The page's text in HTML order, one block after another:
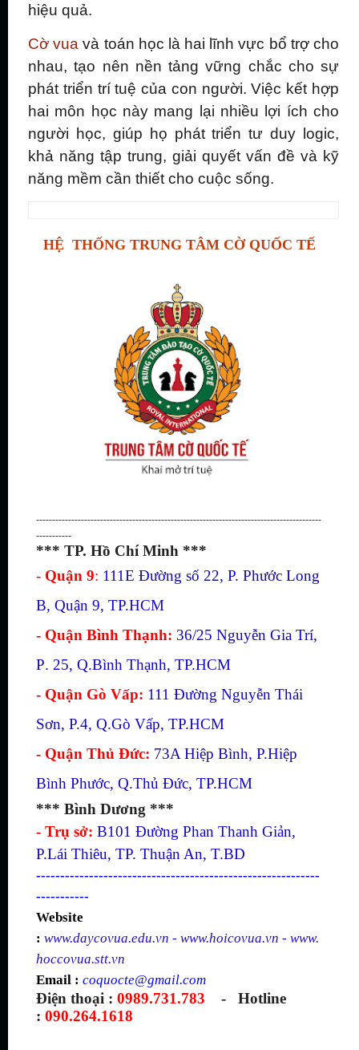
hiệu quả.
Cờ vua và toán học là hai lĩnh vực bổ trợ cho
nhau, tạo nên nền tảng vững chắc cho sự
phát triển trí tuệ của con người. Việc kết hợp
hai môn học này mang lại nhiều lợi ích cho
người học, giúp họ phát triển tư duy logic,
khả năng tập trung, giải quyết vấn đề và kỹ
năng mềm cần thiết cho cuộc sống.
HỆ THỐNG TRUNG TÂM CỜ QUỐC TẾ
-----------------------------------------------------------------------------------------
-----------
*** TP. Hồ Chí Minh ***
- Quận 9: 111E Đường số 22, P. Phước Long
B, Quận 9, TP.HCM
- Quận Bình Thạnh: 36/25 Nguyễn Gia Trí,
P. 25, Q.Bình Thạnh, TP.HCM
- Quận Gò Vấp: 111 Đường Nguyễn Thái
Sơn, P.4, Q.Gò Vấp, TP.HCM
- Quận Thủ Đức: 73A Hiệp Bình, P.Hiệp
Bình Phước, Q.Thủ Đức, TP.HCM
*** Bình Dương ***
- Trụ sở: B101 Đường Phan Thanh Giản,
P.Lái Thiêu, TP. Thuận An, T.BD
-----------------------------------------------------------
-----------
Website
: www.daycovua.edu.vn - www.hoicovua.vn - www.
hoccovua.stt.vn
Email : coquocte@gmail.com
Điện thoại : 0989.731.783
- Hotline
: 090.264.1618